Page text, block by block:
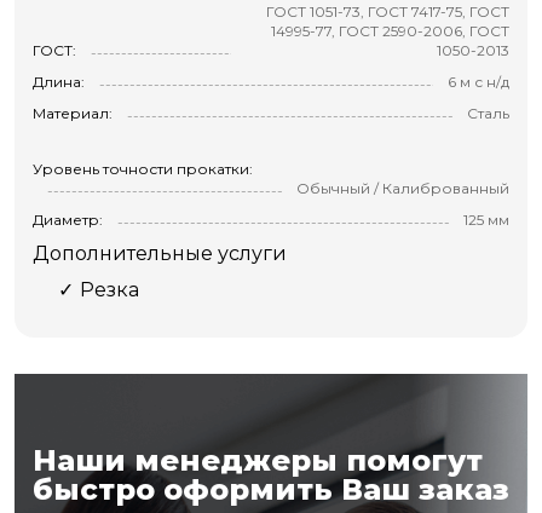
ГОСТ:
ГОСТ 1051-73, ГОСТ 7417-75, ГОСТ
14995-77, ГОСТ 2590-2006, ГОСТ
1050-2013
Длина:
6 м с н/д
Материал:
Сталь
Уровень точности прокатки:
Обычный / Калиброванный
Диаметр:
125 мм
Дополнительные услуги
Резка
Наши менеджеры помогут
быстро оформить Ваш заказ